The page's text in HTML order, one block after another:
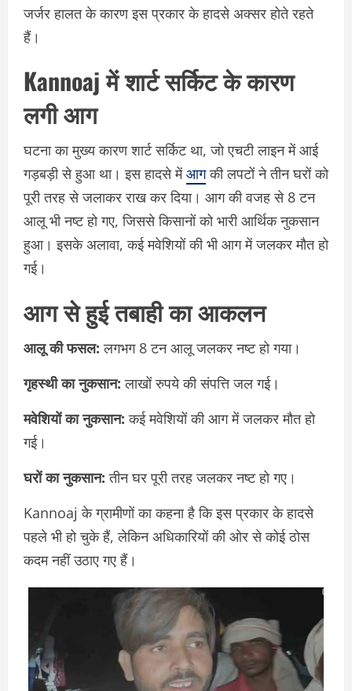
जर्जर हालत के कारण इस प्रकार के हादसे अक्सर होते रहते
हैं।
Kannoaj में शार्ट सर्किट के कारण
लगी आग
घटना का मुख्य कारण शार्ट सर्किट था, जो एचटी लाइन में आई
गड़बड़ी से हुआ था। इस हादसे मेंआगकी लपटों ने तीन घरों को
पूरी तरह से जलाकर राख कर दिया। आग की वजह से 8 टन
आलू भी नष्ट हो गए, जिससे किसानों को भारी आर्थिक नुकसान
हुआ। इसके अलावा, कई मवेशियों की भी आग में जलकर मौत हो
गई।
आग से हुई तबाही का आकलन
आलू की फसल: लगभग 8 टन आलू जलकर नष्ट हो गया।
गृहस्थी का नुकसान: लाखों रुपये की संपत्ति जल गई।
मवेशियों का नुकसान: कई मवेशियों की आग में जलकर मौत हो
गई।
घरों का नुकसान: तीन घर पूरी तरह जलकर नष्ट हो गए।
Kannoaj के ग्रामीणों का कहना है कि इस प्रकार के हादसे
पहले भी हो चुके हैं, लेकिन अधिकारियों की ओर से कोई ठोस
कदम नहीं उठाए गए हैं।